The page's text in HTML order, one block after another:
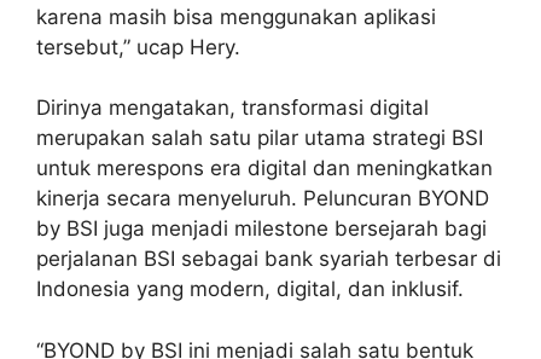
karena masih bisa menggunakan aplikasi
tersebut,” ucap Hery.
Dirinya mengatakan, transformasi digital
merupakan salah satu pilar utama strategi BSI
untuk merespons era digital dan meningkatkan
kinerja secara menyeluruh. Peluncuran BYOND
by BSI juga menjadi milestone bersejarah bagi
perjalanan BSI sebagai bank syariah terbesar di
Indonesia yang modern, digital, dan inklusif.
“BYOND by BSI ini menjadi salah satu bentuk